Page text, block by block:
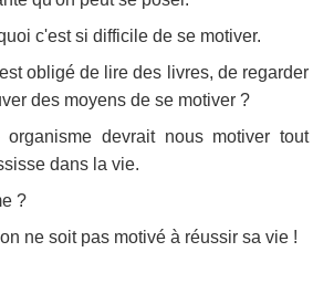
c'est si difficile de se motiver.
obligé de lire des livres, de regarder
des moyens de se motiver ?
organisme devrait nous motiver tout
dans la vie.
?
ne soit pas motivé à réussir sa vie !